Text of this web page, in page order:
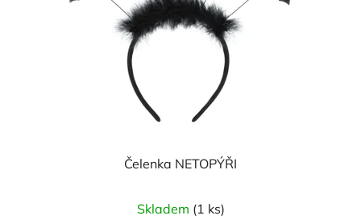
Čelenka NETOPÝŘI
Skladem (1 ks)